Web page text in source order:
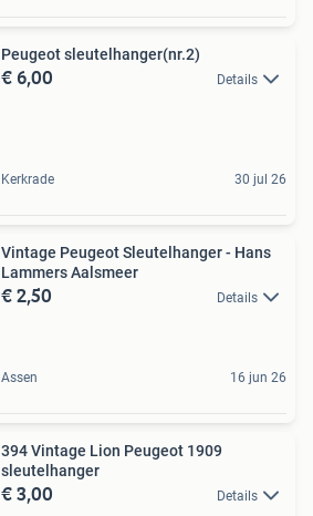
Peugeot sleutelhanger(nr.2)
€ 6,00 Details
Kerkrade 30 jul 26
Vintage Peugeot Sleutelhanger - Hans
Lammers Aalsmeer
€ 2,50 Details
Assen 16 jun 26
394 Vintage Lion Peugeot 1909
sleutelhanger
€ 3,00 Details